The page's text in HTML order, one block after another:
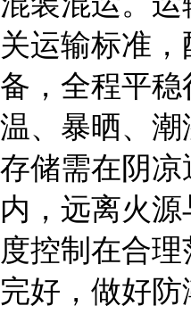
关运输标准
备，全程平
温、暴晒、潮
存储需在阴
内，远离火
度控制在合
完好，做好